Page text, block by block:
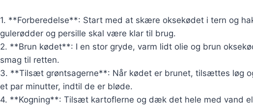
1. **Forberedelse**: Start med at skære oksekødet i tern og
gulerødder og persille skal være klar til brug.
2. **Brun kødet**: I en stor gryde, varm lidt olie og brun
smag til retten.
3. **Tilsæt grøntsagerne**: Når kødet er brunet, tilsættes løg
et par minutter, indtil de er bløde.
4. **Kogning**: Tilsæt kartoflerne og dæk det hele med vand